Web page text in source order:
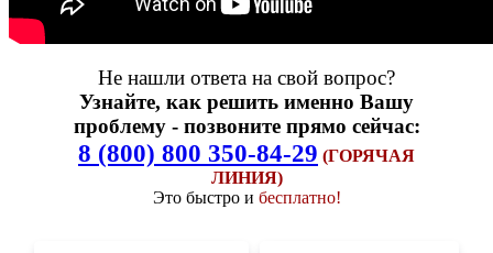
Не нашли ответа на свой вопрос?
Узнайте, как решить именно Вашу
проблему - позвоните прямо сейчас:
8 (800) 800 350-84-29 (ГОРЯЧАЯ
ЛИНИЯ)
Это быстро и бесплатно!